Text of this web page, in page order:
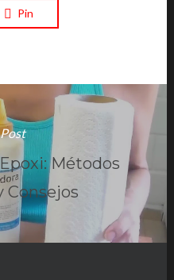
Pin
Métodos
Consejos